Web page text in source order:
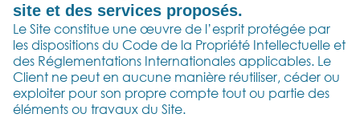
site et des services proposés.
Le Site constitue une œuvre de l’esprit protégée par
les dispositions du Code de la Propriété Intellectuelle et
des Réglementations Internationales applicables. Le
Client ne peut en aucune manière réutiliser, céder ou
exploiter pour son propre compte tout ou partie des
éléments ou travaux du Site.